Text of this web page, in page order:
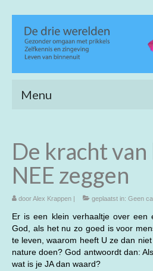
Menu
Heling en verfijning
Life coaching
Wijs wandelen
Achtergrond
Open meditatie
De kracht
NEE zeggen
doorAlex Krappen | geplaatst in: Geen
Er is een klein verhaaltje over een
God, als het nu zo goed is voor
te leven, waarom heeft U ze dan
nature doen? God antwoordt dan:
wat is je JA dan waard?